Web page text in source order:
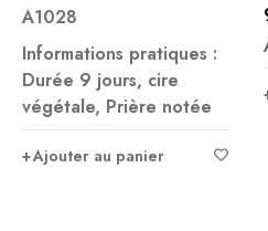
A1028
Informations pratiques :
Durée 9 jours, cire
végétale, Prière notée
Ajouter au panier